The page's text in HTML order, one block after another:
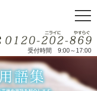
受付時間 9:00～17:00